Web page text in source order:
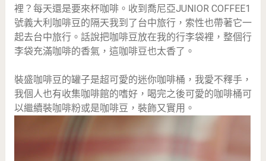
裡？每天還是要來杯咖啡。收到喬尼亞JUNIOR COFFEE1
號義大利咖啡豆的隔天我到了台中旅行，索性也帶著它一
起去台中旅行。話說把咖啡豆放在我的行李袋裡，整個行
李袋充滿咖啡的香氣，這咖啡豆也太香了。
裝盛咖啡豆的罐子是超可愛的迷你咖啡桶，我愛不釋手，
我個人也有收集咖啡館的嗜好，喝完之後可愛的咖啡桶可
以繼續裝咖啡粉或是咖啡豆，裝飾又實用。